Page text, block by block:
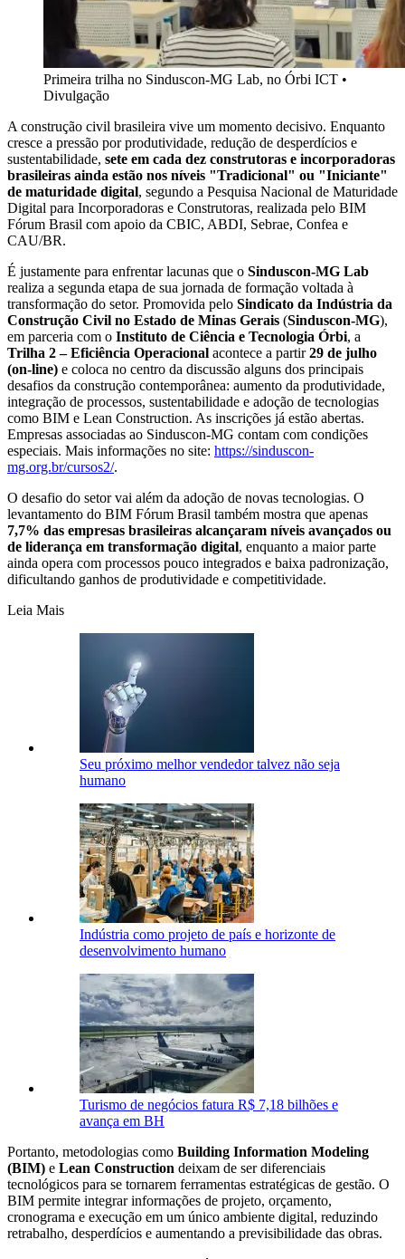
Primeira trilha no Sinduscon-MG Lab, no Órbi ICT •
Divulgação
A construção civil brasileira vive um momento decisivo. Enquanto
cresce a pressão por produtividade, redução de desperdícios e
sustentabilidade, sete em cada dez construtoras e incorporadoras
brasileiras ainda estão nos níveis "Tradicional" ou "Iniciante"
de maturidade digital, segundo a Pesquisa Nacional de Maturidade
Digital para Incorporadoras e Construtoras, realizada pelo BIM
Fórum Brasil com apoio da CBIC, ABDI, Sebrae, Confea e
CAU/BR.
É justamente para enfrentar lacunas que o Sinduscon-MG Lab
realiza a segunda etapa de sua jornada de formação voltada à
transformação do setor. Promovida pelo Sindicato da Indústria da
Construção Civil no Estado de Minas Gerais (Sinduscon-MG),
em parceria com o Instituto de Ciência e Tecnologia Órbi, a
Trilha 2 – Eficiência Operacional acontece a partir29 de julho
(on-line) e coloca no centro da discussão alguns dos principais
desafios da construção contemporânea: aumento da produtividade,
integração de processos, sustentabilidade e adoção de tecnologias
como BIM e Lean Construction. As inscrições já estão abertas.
Empresas associadas ao Sinduscon-MG contam com condições
especiais. Mais informações no site: https://sinduscon-
mg.org.br/cursos2/.
O desafio do setor vai além da adoção de novas tecnologias. O
levantamento do BIM Fórum Brasil também mostra que apenas
7,7% das empresas brasileiras alcançaram níveis avançados ou
de liderança em transformação digital, enquanto a maior parte
ainda opera com processos pouco integrados e baixa padronização,
dificultando ganhos de produtividade e competitividade.
Leia Mais
Seu próximo melhor vendedor talvez não seja
humano
Indústria como projeto de país e horizonte de
desenvolvimento humano
Turismo de negócios fatura R$ 7,18 bilhões e
avança em BH
Portanto, metodologias como Building Information Modeling
(BIM) e Lean Construction deixam de ser diferenciais
tecnológicos para se tornarem ferramentas estratégicas de gestão. O
BIM permite integrar informações de projeto, orçamento,
cronograma e execução em um único ambiente digital, reduzindo
retrabalho, desperdícios e aumentando a previsibilidade das obras.